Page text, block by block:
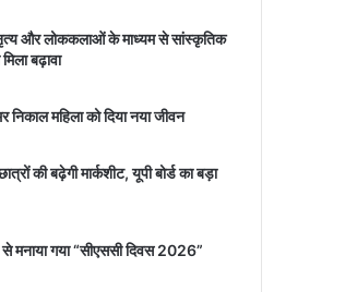
और लोककलाओं के माध्यम से सांस्कृतिक
बढ़ावा
निकाल महिला को दिया नया जीवन
की बढ़ेगी मार्कशीट, यूपी बोर्ड का बड़ा
मनाया गया “सीएससी दिवस 2026”